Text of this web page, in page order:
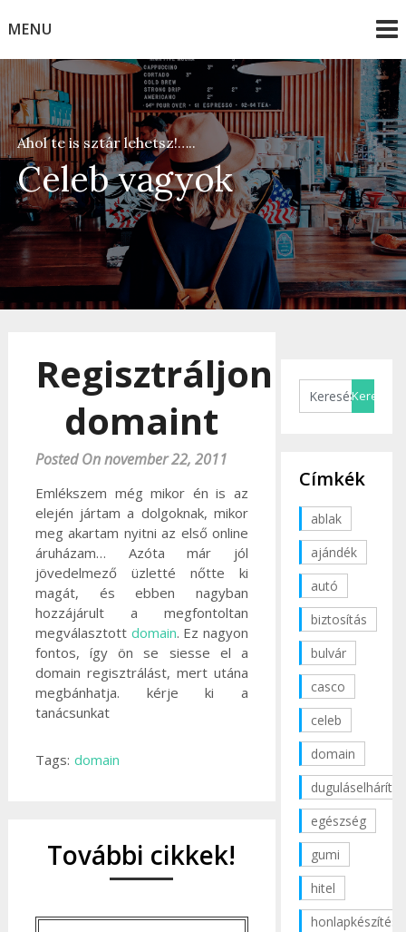
toMENU
Celeb vagyok
Ahol te is sztár lehetsz!…..
Regisztráljon
domaint
Posted On november 22, 2011
Emlékszem még mikor én is az
elején jártam a dolgoknak, mikor
meg akartam nyitni az első online
áruházam… Azóta már jól
jövedelmező üzletté nőtte ki
magát, és ebben nagyban
hozzájárult a megfontoltan
megválasztott domain. Ez nagyon
fontos, így ön se siesse el a
domain regisztrálást, mert utána
megbánhatja. kérje ki a
tanácsunkat
Tags: domain
További cikkek!
Címkék
ablak
ajándék
autó
biztosítás
bulvár
casco
celeb
domain
duguláselhárítás
egészség
gumi
hitel
honlapkészítés